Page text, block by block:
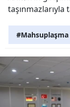
taşınmazlarıyla
#Mahsuplaşma